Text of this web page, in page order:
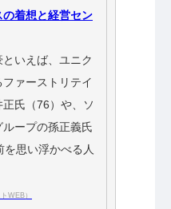
の着想と経営セン
といえば、ユニク
ファーストリテイ
正氏（76）や、ソ
ープの孫正義氏
を思い浮かべる人
WEB）